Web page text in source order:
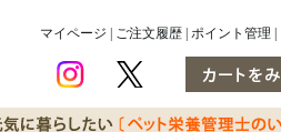
マイページ ご注文履歴 ポイント管理